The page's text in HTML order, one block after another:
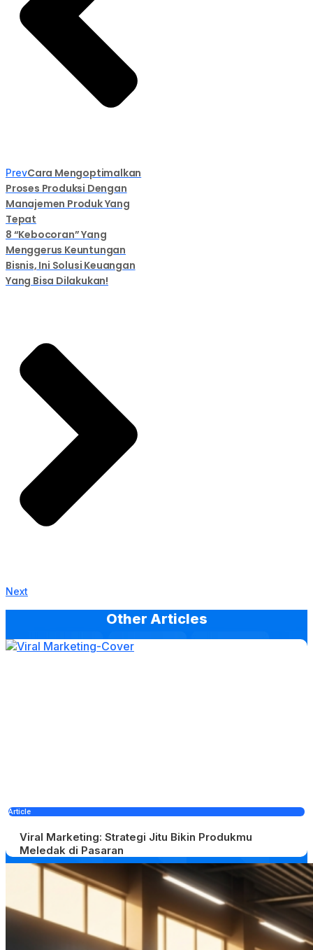
PrevCara Mengoptimalkan
Proses Produksi Dengan
Manajemen Produk Yang
Tepat
8 “Kebocoran” Yang
Menggerus Keuntungan
Bisnis, Ini Solusi Keuangan
Yang Bisa Dilakukan!
Next
Other Articles
Article
Viral Marketing: Strategi Jitu Bikin Produkmu
Meledak di Pasaran